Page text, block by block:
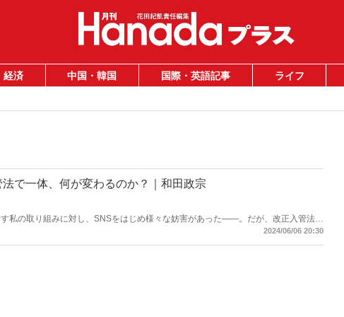
経済 中国・韓国 国際・英語記事 ライフ
で一体、何が変わるのか？｜和田政宗
私の取り組みに対し、SNSをはじめ様々な妨害があった――。だが、改正入管法施
とを言っているのか明らかになっていくであろう。（写真提供／時事）2024/06/06 20:30